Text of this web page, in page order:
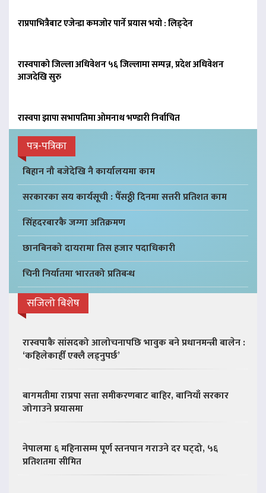
राप्रपाभित्रैबाट एजेन्डा कमजोर पार्ने प्रयास भयो : लिङ्देन
रास्वपाको जिल्ला अधिवेशन ५६ जिल्लामा सम्पन्न, प्रदेश अधिवेशन
आजदेखि सुरु
रास्वपा झापा सभापतिमा ओमनाथ भण्डारी निर्वाचित
पत्र-पत्रिका
बिहान नौ बजेदेखि नै कार्यालयमा काम
सरकारका सय कार्यसूची : पैँसठ्ठी दिनमा सत्तरी प्रतिशत काम
सिंहदरबारकै जग्गा अतिक्रमण
छानबिनको दायरामा तिस हजार पदाधिकारी
चिनी निर्यातमा भारतको प्रतिबन्ध
सजिलो बिशेष
रास्वपाकै सांसदको आलोचनापछि भावुक बने प्रधानमन्त्री बालेन :
‘कहिलेकाहीँ एक्लै लड्नुपर्छ’
बागमतीमा राप्रपा सत्ता समीकरणबाट बाहिर, बानियाँ सरकार
जोगाउने प्रयासमा
नेपालमा ६ महिनासम्म पूर्ण स्तनपान गराउने दर घट्दो, ५६
प्रतिशतमा सीमित